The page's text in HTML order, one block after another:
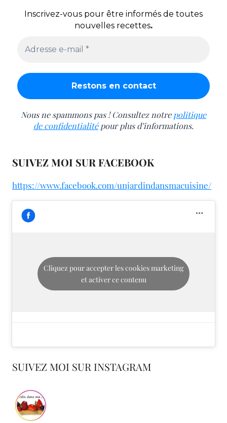
Inscrivez-vous pour être informés de toutes
nouvelles recettes.
Nous ne spammons pas ! Consultez notre politique
de confidentialitépour plus d’informations.
SUIVEZ MOI SUR FACEBOOK
https://www.facebook.com/unjardindansmacuisine/
Cliquez pour accepter les cookies marketing
et activer ce contenu
SUIVEZ MOI SUR INSTAGRAM